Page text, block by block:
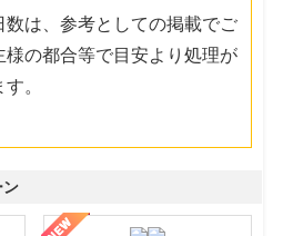
は、参考としての掲載でご
様の都合等で目安より処理が
。
ン